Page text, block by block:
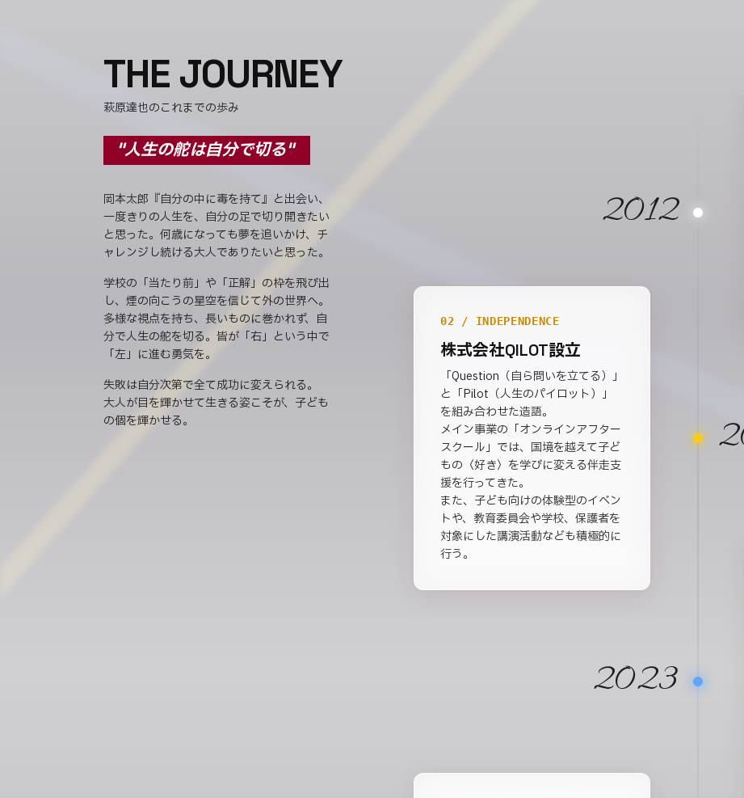
THE JOURNEY
萩原達也のこれまでの歩み
"人生の舵は自分で切る"
岡本太郎『自分の中に毒を持て』と出会い、
一度きりの人生を、自分の足で切り開きたい
と思った。何歳になっても夢を追いかけ、チ
ャレンジし続ける大人でありたいと思った。
学校の「当たり前」や「正解」の枠を飛び出
し、煙の向こうの星空を信じて外の世界へ。
多様な視点を持ち、長いものに巻かれず、自
分で人生の舵を切る。皆が「右」という中で
「左」に進む勇気を。
失敗は自分次第で全て成功に変えられる。
大人が目を輝かせて生きる姿こそが、子ども
の個を輝かせる。
2012
02 / INDEPENDENCE
株式会社QILOT設立
「Question（自ら問いを立てる）」
と「Pilot（人生のパイロット）」
を組み合わせた造語。
メイン事業の「オンラインアフター
スクール」では、国境を越えて子ど
もの〈好き〉を学びに変える伴走支
援を行ってきた。
また、子ども向けの体験型のイベン
トや、教育委員会や学校、保護者を
対象にした講演活動なども積極的に
行う。
2023